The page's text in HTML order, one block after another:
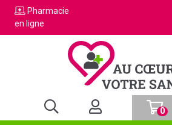
Pharmacie
en ligne
0